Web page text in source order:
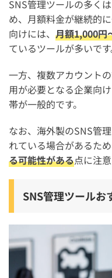
SNS管理ツールの多く
め、月額料金が継続的
向けには、 月額1,000円
ているツールが多いです
一方、複数アカウント
用が必要となる企業向
帯が一般的です。
なお、海外製のSNS管
れている場合があるため
る可能性がある点に注
SNS管理ツールお